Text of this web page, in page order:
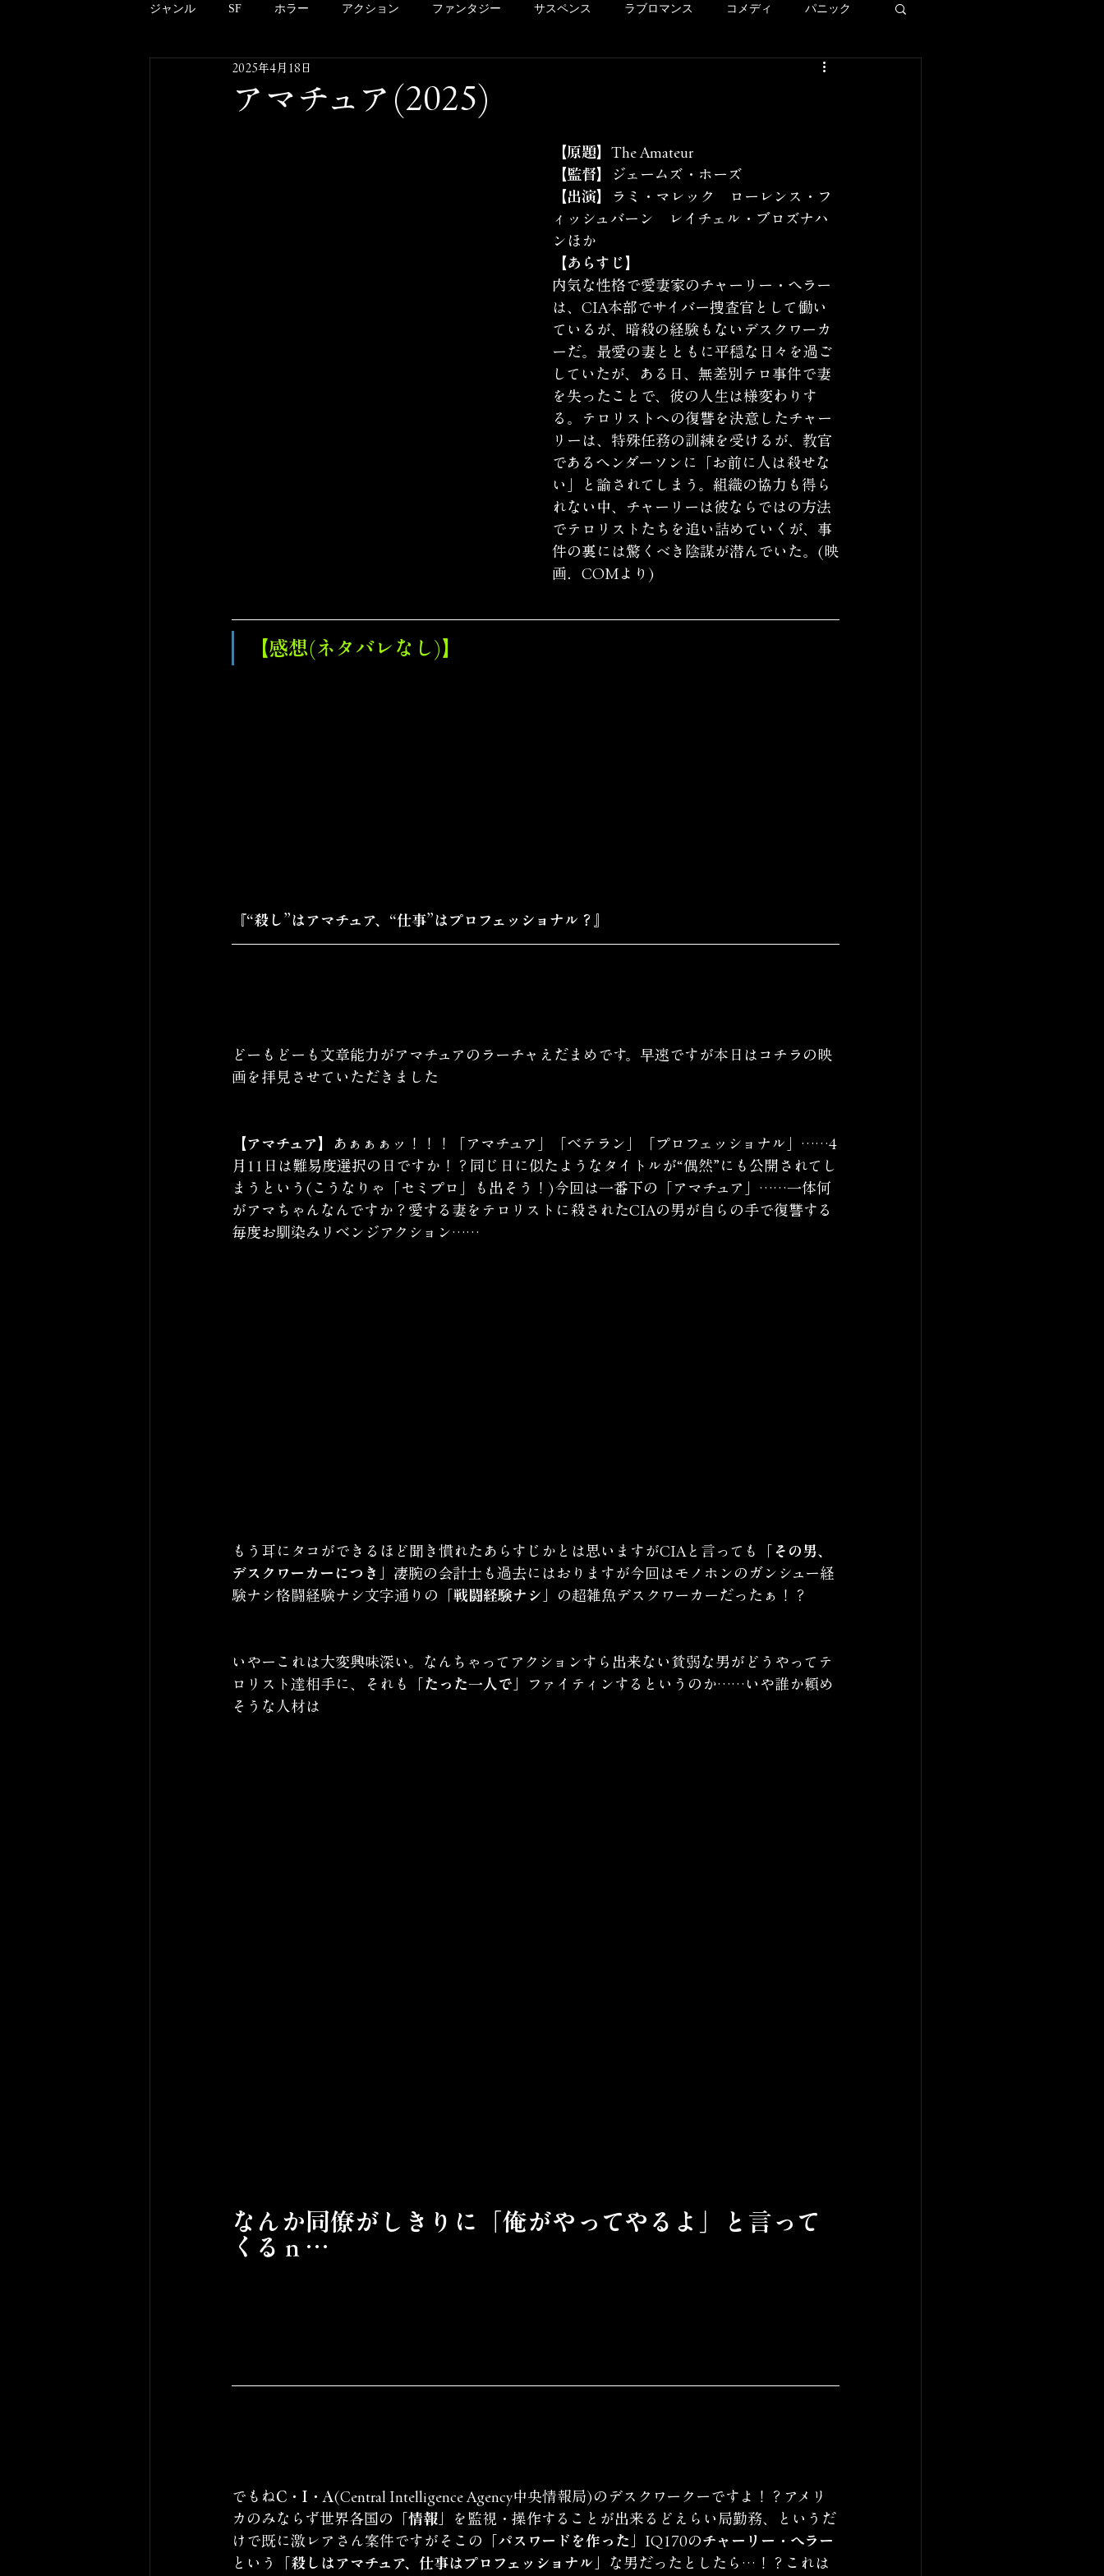
ジャンル SF ホラー アクション ファンタジー サスペンス ラブロマンス コメディ パニック
アニメーション ドキュメンタリー
未体験ゾーンの映画たち カリコレ LAロケ地巡り
アマチュア(2025)
2025年4月18日
【原題】 The Amateur
【監督】
ジェームズ・ホーズ
【出演】
ラミ・マレック　ローレンス・フ
ィッシュバーン　レイチェル・ブロズナハ
ンほか
【あらすじ】
内気な性格で愛妻家のチャーリー・ヘラー
は、CIA本部でサイバー捜査官として働い
ているが、暗殺の経験もないデスクワーカ
ーだ。最愛の妻とともに平穏な日々を過ご
していたが、ある日、無差別テロ事件で妻
を失ったことで、彼の人生は様変わりす
る。テロリストへの復讐を決意したチャー
リーは、特殊任務の訓練を受けるが、教官
であるヘンダーソンに「お前に人は殺せな
い」と諭されてしまう。組織の協力も得ら
れない中、チャーリーは彼ならではの方法
でテロリストたちを追い詰めていくが、事
件の裏には驚くべき陰謀が潜んでいた。(映
画．COMより)
【感想(ネタバレなし)】
『“殺し”はアマチュア、“仕事”はプロフェッショナル？』
どーもどーも文章能力がアマチュアのラーチャえだまめです。早速ですが本日はコチラの映
画を拝見させていただきました
【アマチュア】
あぁぁぁッ！！！「アマチュア」「ベテラン」「プロフェッショナル」……4
月11日は難易度選択の日ですか！？同じ日に似たようなタイトルが“偶然”にも公開されてし
まうという(こうなりゃ「セミプロ」も出そう！)今回は一番下の「アマチュア」……一体何
がアマちゃんなんですか？愛する妻をテロリストに殺されたCIAの男が自らの手で復讐する
毎度お馴染みリベンジアクション……
もう耳にタコができるほど聞き慣れたあらすじかとは思いますがCIAと言っても
「その男、
デスクワーカーにつき」 凄腕の会計士も過去にはおりますが今回はモノホンのガンシュー経
験ナシ格闘経験ナシ文字通りの
「戦闘経験ナシ」 の超雑魚デスクワーカーだったぁ！？
いやーこれは大変興味深い。なんちゃってアクションすら出来ない貧弱な男がどうやってテ
ロリスト達相手に、それも
「たった一人で」
ファイティンするというのか……いや誰か頼め
そうな人材は
なんか同僚がしきりに「俺がやってやるよ」と言って
くるｎ…
でもねC・I・A(Central Intelligence Agency中央情報局)のデスクワークーですよ！？アメリ
カのみならず世界各国の
「情報」
を監視・操作することが出来るどえらい局勤務、というだ
けで既に激レアさん案件ですがそこの
「パスワードを作った」 IQ170のチャーリー・ヘラー
という
「殺しはアマチュア、仕事はプロフェッショナル」 な男だったとしたら…！？これは